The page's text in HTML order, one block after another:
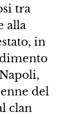
tra
alla
in
del
clan